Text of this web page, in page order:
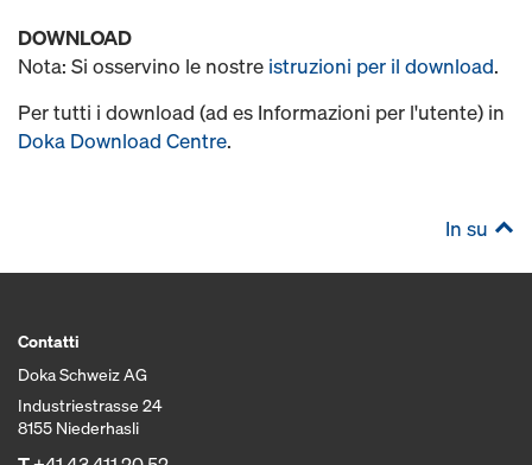
DOWNLOAD
Nota: Si osservino le nostre istruzioni per il download.
Per tutti i download (ad es Informazioni per l'utente) in
Doka Download Centre.
In su
Contatti
Doka Schweiz AG
Industriestrasse 24
8155 Niederhasli